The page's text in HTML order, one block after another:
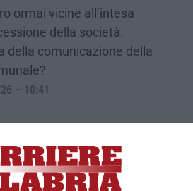
ormai vicine all’intesa
della società.
della comunicazione della
– 10:41